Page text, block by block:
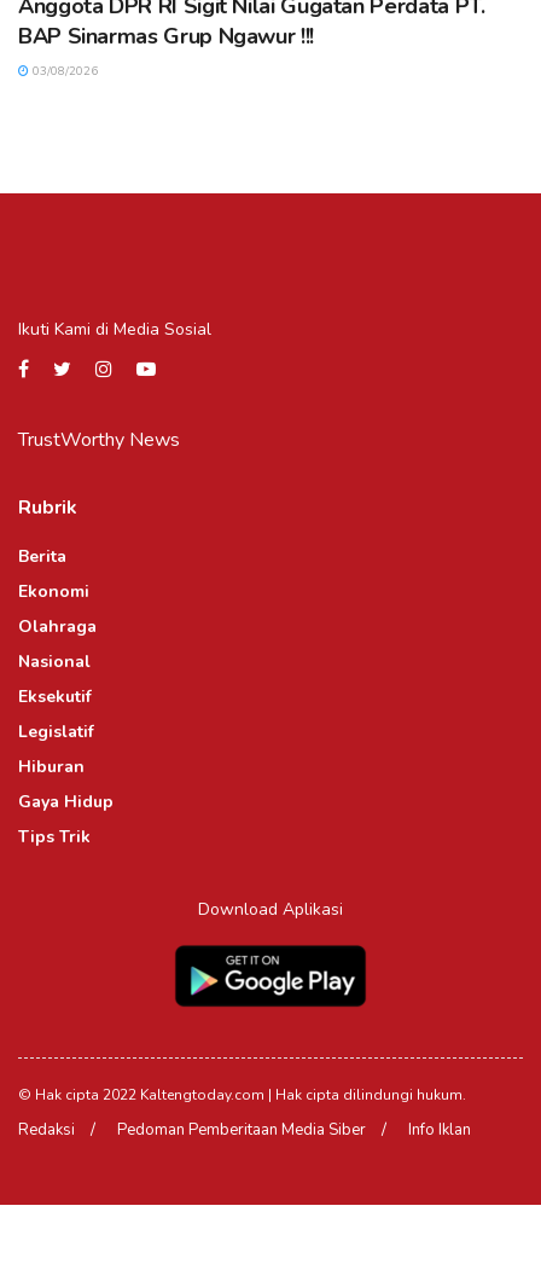
BAP Sinarmas Grup Ngawur !!!
03/08/2026
Ikuti Kami di Media Sosial
TrustWorthy News
Rubrik
Berita
Ekonomi
Olahraga
Nasional
Eksekutif
Legislatif
Hiburan
Gaya Hidup
Tips Trik
Download Aplikasi
© Hak cipta 2022 Kaltengtoday.com | Hak cipta dilindungi hukum.
Redaksi Pedoman Pemberitaan Media Siber Info Iklan